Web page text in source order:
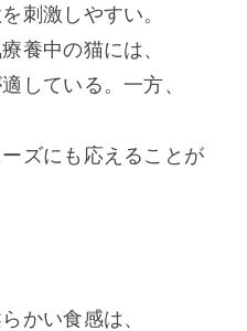
刺激しやすい。
養中の猫には、
している。一方、
ズにも応えることが
かい食感は、